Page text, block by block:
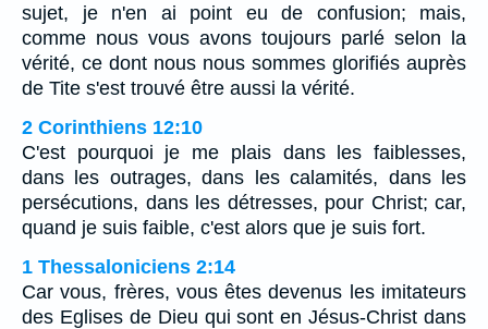
sujet, je n'en ai point eu de confusion; mais,
comme nous vous avons toujours parlé selon la
vérité, ce dont nous nous sommes glorifiés auprès
de Tite s'est trouvé être aussi la vérité.
2 Corinthiens 12:10
C'est pourquoi je me plais dans les faiblesses,
dans les outrages, dans les calamités, dans les
persécutions, dans les détresses, pour Christ; car,
quand je suis faible, c'est alors que je suis fort.
1 Thessaloniciens 2:14
Car vous, frères, vous êtes devenus les imitateurs
des Eglises de Dieu qui sont en Jésus-Christ dans